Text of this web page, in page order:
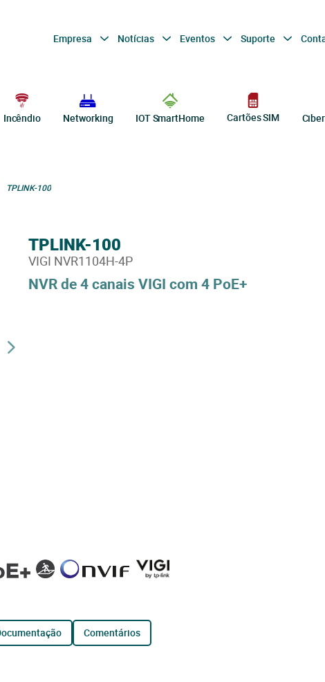
Empresa Notícias Eventos Suporte
Incêndio Networking IOT SmartHome Cartões SIM
TPLINK-100
NVR de 4 canais VIGI com 4 PoE+
TPLINK-100
VIGI NVR1104H-4P
documentação comentários